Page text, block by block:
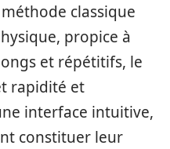
classique
propice à
et répétitifs, le
rapidité et
interface intuitive,
constituer leur